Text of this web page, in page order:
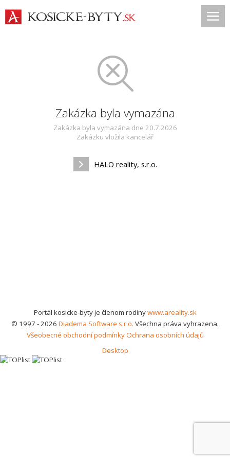
Zakázka byla vymazána
Zakázka byla vymazána dne 20.7.2026
Zakázku vložila kancelář
HALO reality, s.r.o.
Portál kosicke-byty je členom rodinywww.areality.sk
© 1997 - 2026 Diadema Software s.r.o. Všechna práva vyhrazena.
Všeobecné obchodní podmínkyOchrana osobních údajů
Desktop